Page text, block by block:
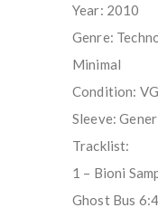
Year: 2010
Genre:
Minimal
Condition:
Sleeve:
Tracklist:
1 – Bioni
Ghost Bus